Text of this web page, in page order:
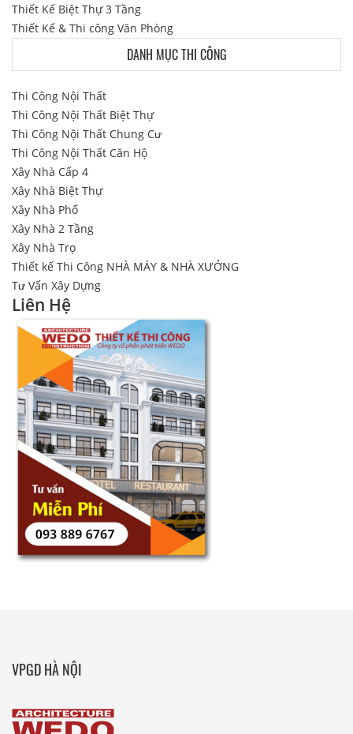
Thiết Kế Biệt Thự 3 Tầng
Thiết Kế & Thi công Văn Phòng
DANH MỤC THI CÔNG
Thi Công Nội Thất
Thi Công Nội Thất Biệt Thự
Thi Công Nội Thất Chung Cư
Thi Công Nội Thất Căn Hộ
Xây Nhà Cấp 4
Xây Nhà Biệt Thự
Xây Nhà Phố
Xây Nhà 2 Tầng
Xây Nhà Trọ
Thiết kế Thi Công NHÀ MÁY & NHÀ XƯỞNG
Tư Vấn Xây Dựng
Liên Hệ
VPGD HÀ NỘI